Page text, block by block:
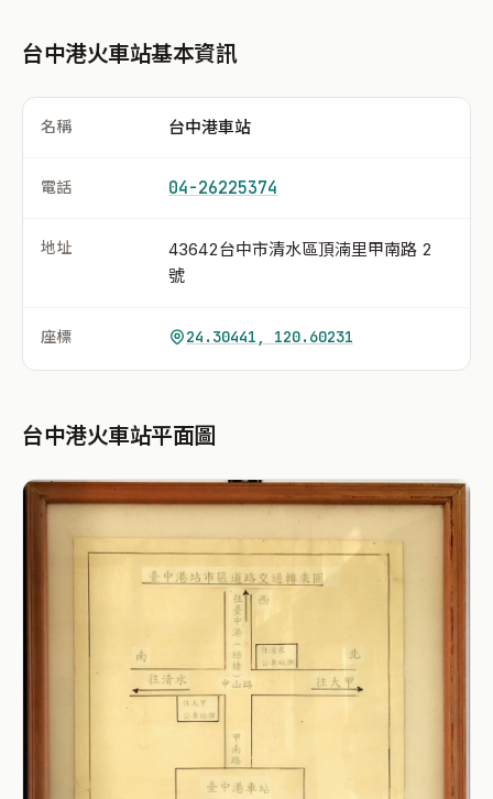
台中港火車站基本資訊
名稱 台中港車站
電話 04-26225374
地址
43642台中市清水區頂湳里甲南路 2
號
座標 24.30441, 120.60231
台中港火車站平面圖